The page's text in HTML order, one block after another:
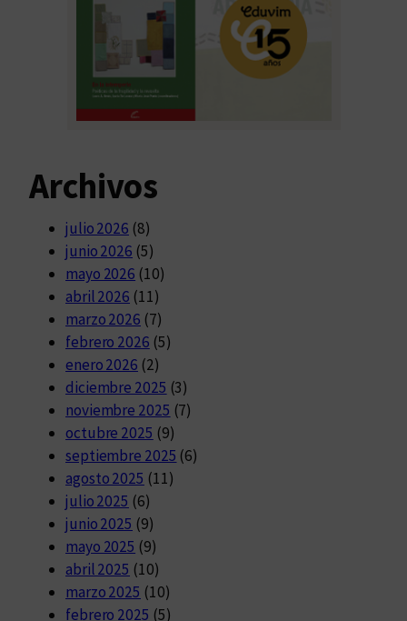
Archivos
julio 2026 (8)
junio 2026 (5)
mayo 2026 (10)
abril 2026 (11)
marzo 2026 (7)
febrero 2026 (5)
enero 2026 (2)
diciembre 2025 (3)
noviembre 2025 (7)
octubre 2025 (9)
septiembre 2025 (6)
agosto 2025 (11)
julio 2025 (6)
junio 2025 (9)
mayo 2025 (9)
abril 2025 (10)
marzo 2025 (10)
febrero 2025 (5)